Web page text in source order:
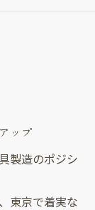
ップ
製造のポジシ
東京で着実な